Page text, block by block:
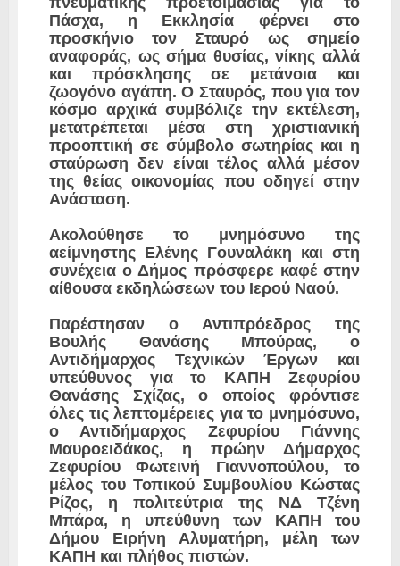
Πάσχα, η Εκκλησία φέρνει στο
προσκήνιο τον Σταυρό ως σημείο
αναφοράς, ως σήμα θυσίας, νίκης αλλά
και πρόσκλησης σε μετάνοια και
ζωογόνο αγάπη. Ο Σταυρός, που για τον
κόσμο αρχικά συμβόλιζε την εκτέλεση,
μετατρέπεται μέσα στη χριστιανική
προοπτική σε σύμβολο σωτηρίας και η
σταύρωση δεν είναι τέλος αλλά μέσον
της θείας οικονομίας που οδηγεί στην
Ανάσταση.
Ακολούθησε το μνημόσυνο της
αείμνηστης Ελένης Γουναλάκη και στη
συνέχεια ο Δήμος πρόσφερε καφέ στην
αίθουσα εκδηλώσεων του Ιερού Ναού.
Παρέστησαν ο Αντιπρόεδρος της
Βουλής Θανάσης Μπούρας, ο
Αντιδήμαρχος Τεχνικών Έργων και
υπεύθυνος για το ΚΑΠΗ Ζεφυρίου
Θανάσης Σχίζας, ο οποίος φρόντισε
όλες τις λεπτομέρειες για το μνημόσυνο,
ο Αντιδήμαρχος Ζεφυρίου Γιάννης
Μαυροειδάκος, η πρώην Δήμαρχος
Ζεφυρίου Φωτεινή Γιαννοπούλου, το
μέλος του Τοπικού Συμβουλίου Κώστας
Ρίζος, η πολιτεύτρια της ΝΔ Τζένη
Μπάρα, η υπεύθυνη των ΚΑΠΗ του
Δήμου Ειρήνη Αλυματήρη, μέλη των
ΚΑΠΗ και πλήθος πιστών.